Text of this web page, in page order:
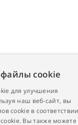
файлы cookie
для улучшения
наш веб-сайт, вы
cookie в
Вы также можете